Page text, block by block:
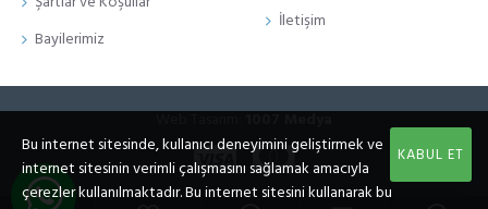
Bayilerimiz
İletişim
KABUL ET
Bu internet sitesinde, kullanıcı deneyimini geliştirmek ve
internet sitesinin verimli çalışmasını sağlamak amacıyla
çerezler kullanılmaktadır. Bu internet sitesini kullanarak bu
WHATSAPP DESTEK HATTI